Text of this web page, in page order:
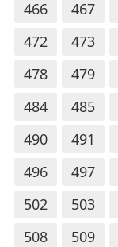
466 467
472
473
478
479
484
485
490
491
496
497
502
503
508
509